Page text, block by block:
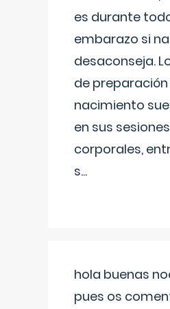
es durante
embarazo si
desaconseja.
de preparación
nacimiento
en sus
corporales,
s...
hola buenas
pues os